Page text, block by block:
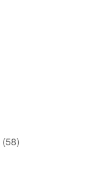
(58)